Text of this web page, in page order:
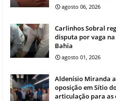
agosto 06, 2026
Carlinhos Sobral
disputa por vaga
Bahia
agosto 01, 2026
Aldenísio Miranda
oposição em Sítio
articulação para as